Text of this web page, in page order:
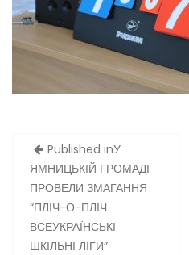
Навігація
записів
Published inУ
ЯМНИЦЬКІЙ ГРОМАДІ
ПРОВЕЛИ ЗМАГАННЯ
“ПЛІЧ-О-ПЛІЧ
ВСЕУКРАЇНСЬКІ
ШКІЛЬНІ ЛІГИ”